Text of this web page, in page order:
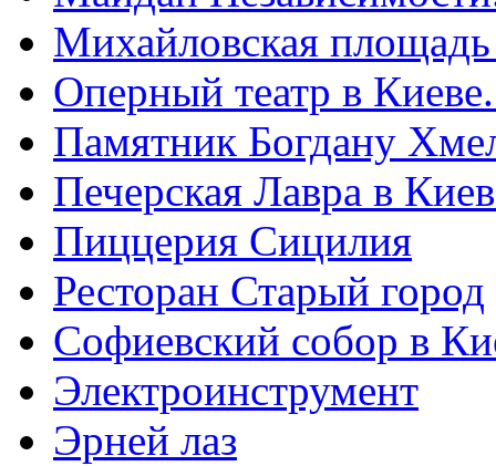
Михайловская
Оперный театр в
Памятник Богдану
Печерская Лавра в
Пиццерия Сицилия
Ресторан Старый город
Софиевский собор в
Электроинструмент
Эрней лаз